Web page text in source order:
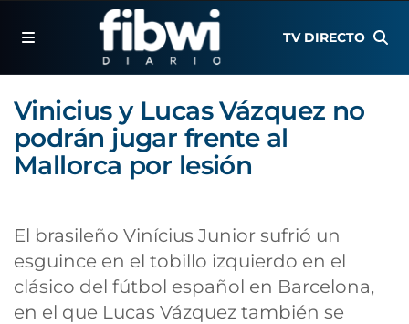
TV DIRECTO
Vinicius y Lucas Vázquez no
podrán jugar frente al
Mallorca por lesión
El brasileño Vinícius Junior sufrió un
esguince en el tobillo izquierdo en el
clásico del fútbol español en Barcelona,
en el que Lucas Vázquez también se